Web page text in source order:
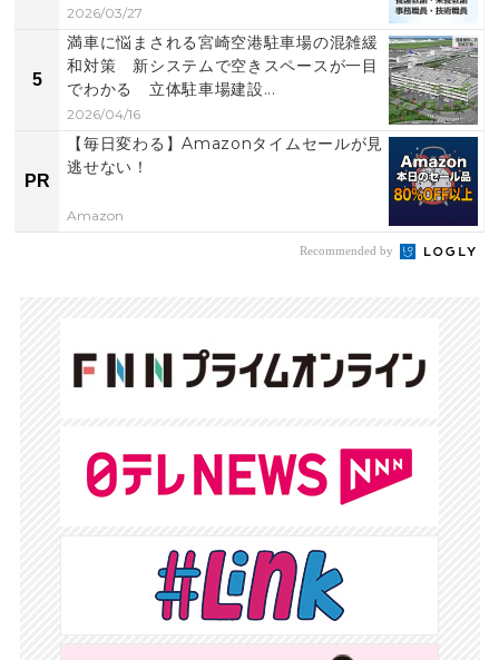
2026/03/27
5
満車に悩まされる宮崎空港駐車場の混雑緩
和対策 新システムで空きスペースが一目
でわかる 立体駐車場建設...
2026/04/16
PR
【毎日変わる】Amazonタイムセールが見
逃せない！
Amazon
Recommended by